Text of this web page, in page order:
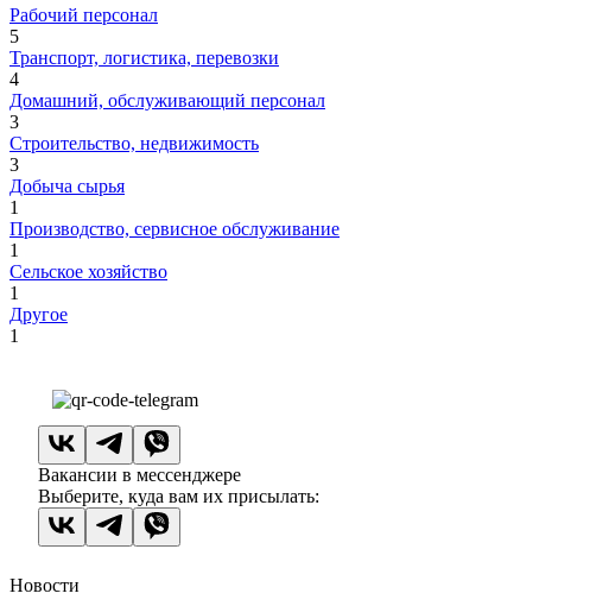
Рабочий персонал
5
Транспорт, логистика, перевозки
4
Домашний, обслуживающий персонал
3
Строительство, недвижимость
3
Добыча сырья
1
Производство, сервисное обслуживание
1
Сельское хозяйство
1
Другое
1
Вакансии в мессенджере
Выберите, куда вам их присылать:
Новости